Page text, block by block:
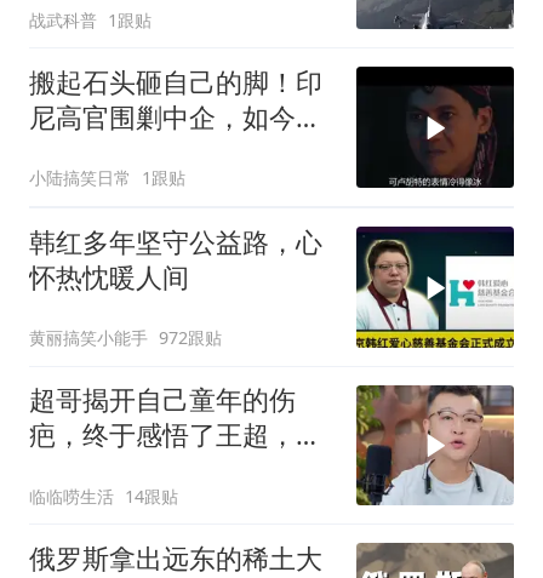
战武科普 1跟贴
搬起石头砸自己的脚！印
尼高官围剿中企，如今烂
小陆搞笑日常 1跟贴
韩红多年坚守公益路，心
怀热忱暖人间
黄丽搞笑小能手 972跟贴
超哥揭开自己童年的伤
疤，终于感悟了王超，他
临临唠生活 14跟贴
俄罗斯拿出远东的稀土大